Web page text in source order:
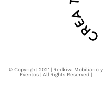
© Copyright 2021 | Redkiwi Mobiliario y
Eventos | All Rights Reserved |